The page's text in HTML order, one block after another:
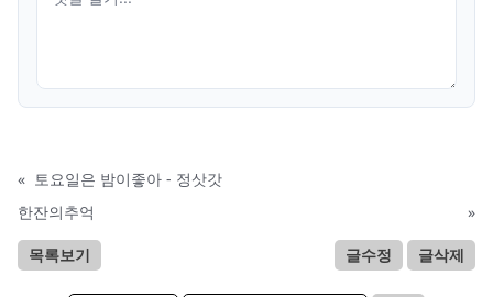
« 토요일은 밤이좋아 - 정삿갓
한잔의추억
»
목록보기 글수정 글삭제